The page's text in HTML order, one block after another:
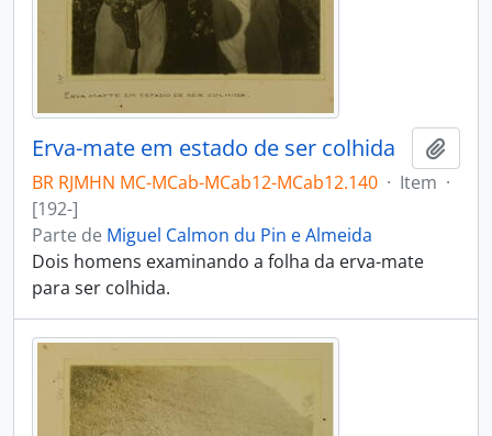
Erva-mate em estado de ser colhida
BR RJMHN MC-MCab-MCab12-MCab12.140 · Item ·
[192-]
Parte de Miguel Calmon du Pin e Almeida
Dois homens examinando a folha da erva-mate
para ser colhida.